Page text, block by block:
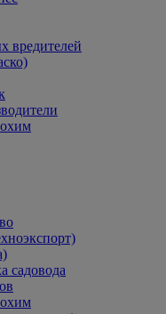
вредителей
садовода